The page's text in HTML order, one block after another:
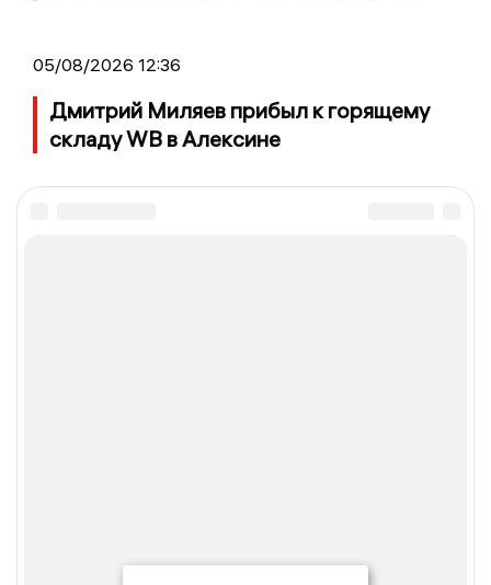
05/08/2026 12:36
Дмитрий Миляев прибыл к горящему
складу WB в Алексине